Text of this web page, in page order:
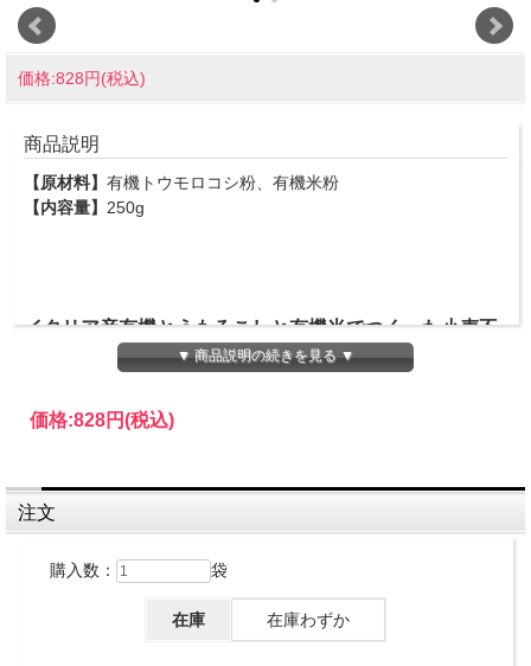
価格:828円(税込)
商品説明
【原材料】 有機トウモロコシ粉、有機米粉
【内容量】 250g
イタリア産有機とうもろこしと有機米でつくった小麦不
使用のペンネ
【小麦粉不使用】原料はイタリアで有機栽培したとうもろこしと
ーガニック認証取得。
■茹で時間10分程度、通常のパスタと同様に調理してください。
アルチェネロの有機グルテンフリーパスタ
▼ 商品説明の続きを見る ▼
価格:828円(税込)
注文
購入数： 袋
在庫 在庫わずか